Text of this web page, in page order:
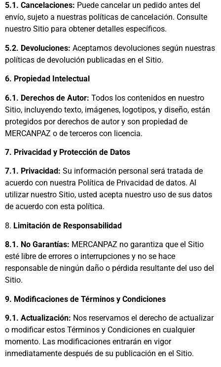
5.1. Cancelaciones: Puede cancelar un pedido antes del
envío, sujeto a nuestras políticas de cancelación. Consulte
nuestro Sitio para obtener detalles específicos.
5.2. Devoluciones: Aceptamos devoluciones según nuestras
políticas de devolución publicadas en el Sitio.
6. Propiedad Intelectual
6.1. Derechos de Autor: Todos los contenidos en nuestro
Sitio, incluyendo texto, imágenes, logotipos, y diseño, están
protegidos por derechos de autor y son propiedad de
MERCANPAZ o de terceros con licencia.
7. Privacidad y Protección de Datos
7.1. Privacidad: Su información personal será tratada de
acuerdo con nuestra Política de Privacidad de datos. Al
utilizar nuestro Sitio, usted acepta nuestro uso de sus datos
de acuerdo con esta política.
8. Limitación de Responsabilidad
8.1. No Garantías: MERCANPAZ no garantiza que el Sitio
esté libre de errores o interrupciones y no se hace
responsable de ningún daño o pérdida resultante del uso del
Sitio.
9. Modificaciones de Términos y Condiciones
9.1. Actualización: Nos reservamos el derecho de actualizar
o modificar estos Términos y Condiciones en cualquier
momento. Las modificaciones entrarán en vigor
inmediatamente después de su publicación en el Sitio.